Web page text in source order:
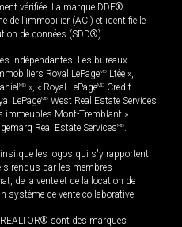
vérifiée. La marque DDF®
de l’immobilier (ACI) et identifie le
de données (SDD®).
indépendantes. Les bureaux
Royal LePageMD Ltée »,
MD », « Royal LePageMD Credit
LePageMD West Real Estate Services
immeubles Mont-Tremblant »
Real Estate ServicesMD
que les logos qui s'y rapportent
rendus par les membres
de la vente et de la location de
système de vente collaborative.
sont des marques